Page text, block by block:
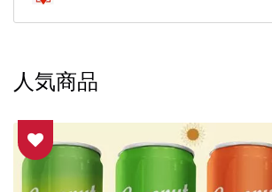
人気商品